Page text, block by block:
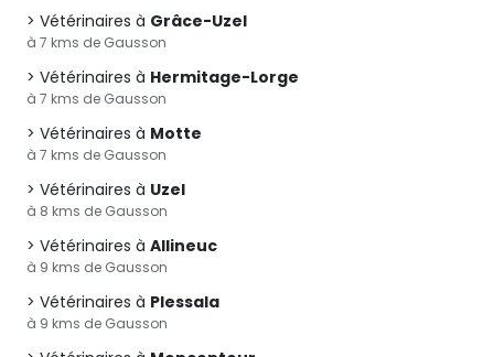
Vétérinaires à Grâce-Uzel
à 7 kms de Gausson
Vétérinaires à Hermitage-Lorge
à 7 kms de Gausson
Vétérinaires à Motte
à 7 kms de Gausson
Vétérinaires à Uzel
à 8 kms de Gausson
Vétérinaires à Allineuc
à 9 kms de Gausson
Vétérinaires à Plessala
à 9 kms de Gausson